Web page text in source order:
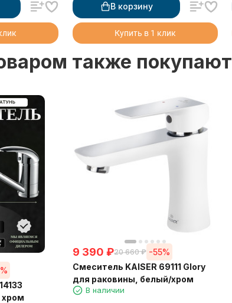
В корзину
Купить в 1 клик
также покупают
хром
9 390 ₽20 660 ₽ -55%
Смеситель KAISER 69111 Glory
для раковины, белый/хром
В наличии